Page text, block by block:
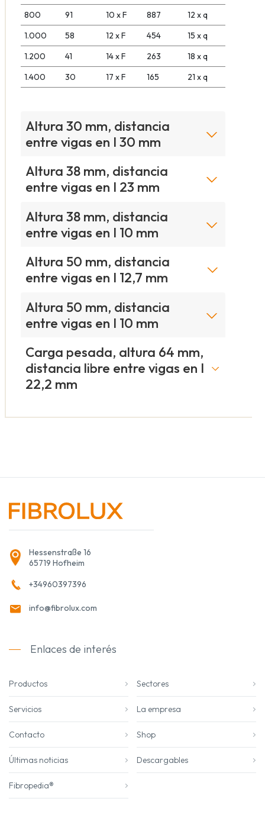
800
91 10 x F 887
12 x q
1.000
58 12 x F 454
15 x q
1.200
41 14 x F 263
18 x q
1.400
30 17 x F 165 21 x q
Altura 30 mm, distancia
entre vigas en I 30 mm
Altura 38 mm, distancia
entre vigas en I 23 mm
Altura 38 mm, distancia
entre vigas en I 10 mm
Altura 50 mm, distancia
entre vigas en I 12,7 mm
Altura 50 mm, distancia
entre vigas en I 10 mm
Carga pesada, altura 64 mm,
distancia libre entre vigas en I
22,2 mm
Hessenstraße 16
65719 Hofheim
+34960397396
info@fibrolux.com
Enlaces de interés
Productos Sectores
Servicios La empresa
Contacto Shop
Últimas noticias Descargables
Fibropedia®